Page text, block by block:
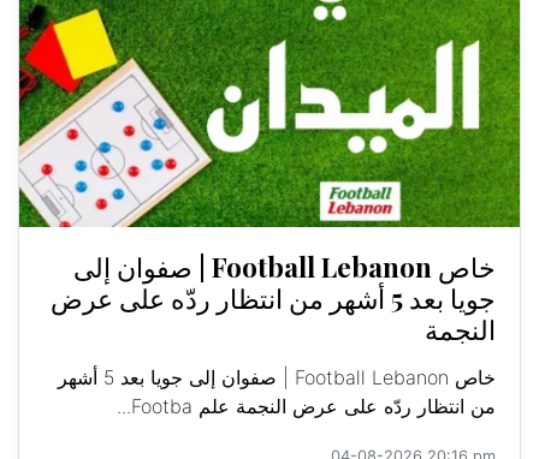
خاص Football Lebanon | صفوان إلى
جويا بعد 5 أشهر من انتظار ردّه على عرض
النجمة
خاص Football Lebanon | صفوان إلى جويا بعد 5 أشهر
من انتظار ردّه على عرض النجمة علم Footba...